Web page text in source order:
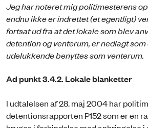
Jeg har noteret mig politimesterens
endnu ikke er indrettet (et egentligt)
fortsat ud fra at det lokale som blev
detention og venterum, er nedlagt
udelukkende benyttes som venterum.
Ad punkt 3.4.2. Lokale blanketter
I udtalelsen af 28. maj 2004 har
detentionsrapporten P152 som er en